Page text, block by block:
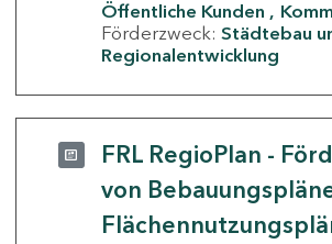
Öffentliche Kunden
Förderzweck: Städtebau
Regionalentwicklung
FRL RegioPlan -
von